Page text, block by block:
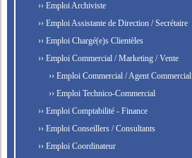
›› Emploi Archiviste
›› Emploi Assistante de Direction / Secrétaire
›› Emploi Chargé(e)s Clientèles
›› Emploi Commercial / Marketing / Vente
›› Emploi Commercial / Agent Commercial
›› Emploi Technico-Commercial
›› Emploi Comptabilité - Finance
›› Emploi Conseillers / Consultants
›› Emploi Coordinateur